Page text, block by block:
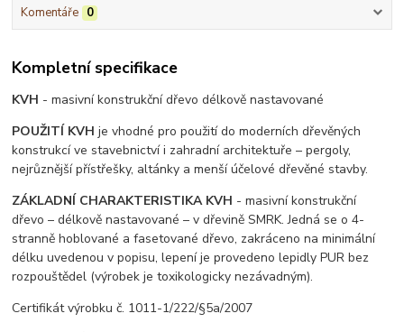
Komentáře 0
Kompletní specifikace
KVH - masivní konstrukční dřevo délkově nastavované
POUŽITÍ KVH je vhodné pro použití do moderních dřevěných
konstrukcí ve stavebnictví i zahradní architektuře – pergoly,
nejrůznější přístřešky, altánky a menší účelové dřevěné stavby.
ZÁKLADNÍ CHARAKTERISTIKA KVH - masivní konstrukční
dřevo – délkově nastavované – v dřevině SMRK. Jedná se o 4-
stranně hoblované a fasetované dřevo, zakráceno na minimální
délku uvedenou v popisu, lepení je provedeno lepidly PUR bez
rozpouštědel (výrobek je toxikologicky nezávadným).
Certifikát výrobku č. 1011-1/222/§5a/2007